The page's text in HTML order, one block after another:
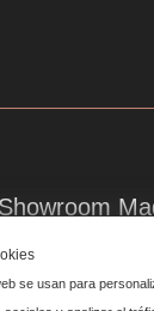
Showroom
Plaza de Canalejas 6,
Centro, 28014
se usan para